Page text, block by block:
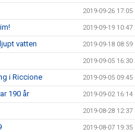
2019-09-26 17:05
2019-09-19 10:47
vatten 2019-09-18 08:59
2019-09-05 16:30
i Riccione 2019-09-05 09:45
190 år 2019-09-02 16:14
2019-08-28 12:37
2019-08-07 19:35